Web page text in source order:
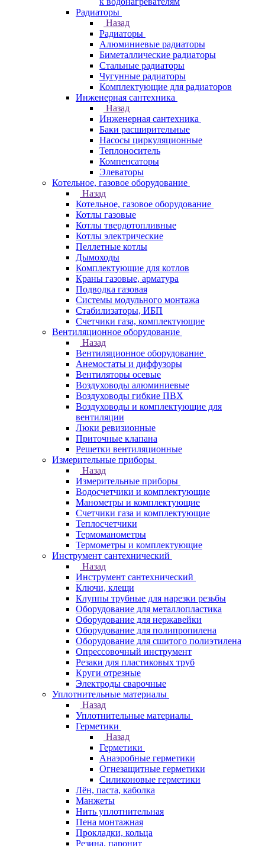
Радиаторы
Назад
Радиаторы
Алюминиевые радиаторы
Биметаллические радиаторы
Стальные радиаторы
Чугунные радиаторы
Комплектующие для радиаторов
Инженерная сантехника
Назад
Инженерная сантехника
Баки расширительные
Насосы циркуляционные
Теплоноситель
Компенсаторы
Элеваторы
Котельное, газовое оборудование
Назад
Котельное, газовое оборудование
Котлы газовые
Котлы твердотопливные
Котлы электрические
Пеллетные котлы
Дымоходы
Комплектующие для котлов
Краны газовые, арматура
Подводка газовая
Системы модульного монтажа
Стабилизаторы, ИБП
Счетчики газа, комплектующие
Вентиляционное оборудование
Назад
Вентиляционное оборудование
Анемостаты и диффузоры
Вентиляторы осевые
Воздуховоды алюминиевые
Воздуховоды гибкие ПВХ
Воздуховоды и комплектующие для
вентиляции
Люки ревизионные
Приточные клапана
Решетки вентиляционные
Измерительные приборы
Назад
Измерительные приборы
Водосчетчики и комплектующие
Манометры и комплектующие
Счетчики газа и комплектующие
Теплосчетчики
Термоманометры
Термометры и комплектующие
Инструмент сантехнический
Назад
Инструмент сантехнический
Ключи, клещи
Клуппы трубные для нарезки резьбы
Оборудование для металлопластика
Оборудование для нержавейки
Оборудование для полипропилена
Оборудование для сшитого полиэтилена
Опрессовочный инструмент
Резаки для пластиковых труб
Круги отрезные
Электроды сварочные
Уплотнительные материалы
Назад
Уплотнительные материалы
Герметики
Назад
Герметики
Анаэробные герметики
Огнезащитные герметики
Силиконовые герметики
Лён, паста, каболка
Манжеты
Нить уплотнительная
Пена монтажная
Прокладки, кольца
Резина, паронит